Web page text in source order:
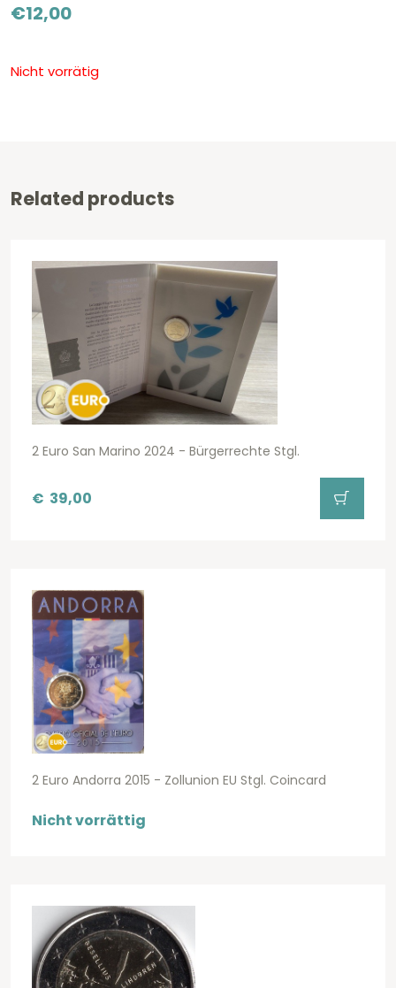
€12,00
Nicht vorrätig
Related products
2 Euro San Marino 2024 - Bürgerrechte Stgl.
€ 39,00
2 Euro Andorra 2015 - Zollunion EU Stgl. Coincard
Nicht vorrättig